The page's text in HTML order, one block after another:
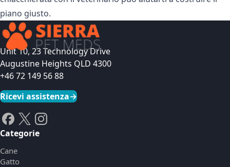
piano giusto.
Unit 10, 23 Technology Drive
Augustine Heights QLD 4300
+46 72 149 56 88
Ricevi assistenza→
Categorie
Cane
Gatto